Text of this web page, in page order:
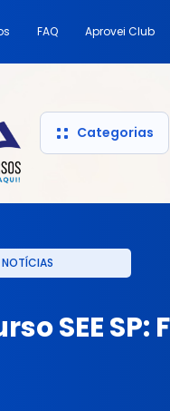
FAQ Aprovei Club
Categorias
NOTÍCIAS
SEE SP: